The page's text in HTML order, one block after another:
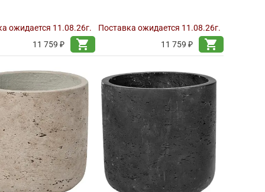
ожидается 11.08.26г.
11 759 ₽
shopping_cart
Поставка ожидается 11.08.26г.
11 759 ₽
shopping_cart